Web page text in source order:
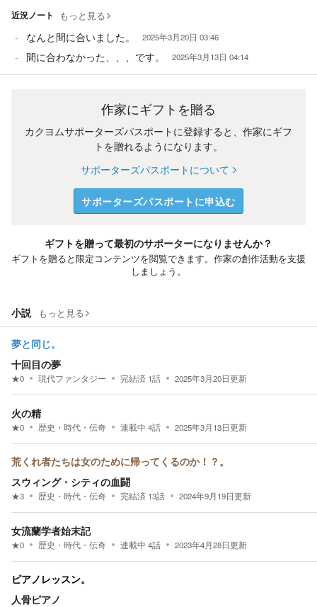
近況ノート もっと見る
なんと間に合いました。 2025年3月20日 03:46
間に合わなかった、、、です。 2025年3月13日 04:14
作家にギフトを贈る
カクヨムサポーターズパスポートに登録すると、作家にギフ
トを贈れるようになります。
サポーターズパスポートについて
サポーターズパスポートに申込む
ギフトを贈って最初のサポーターになりませんか？
ギフトを贈ると限定コンテンツを閲覧できます。作家の創作活動を支援
しましょう。
小説 もっと見る
夢と同じ。
十回目の夢
★0 現代ファンタジー 完結済 1話 2025年3月20日更新
火の精
★0 歴史・時代・伝奇 連載中 4話 2025年3月13日更新
荒くれ者たちは女のために帰ってくるのか！？。
スウィング・シティの血闘
★3 歴史・時代・伝奇 完結済 13話 2024年9月19日更新
女流蘭学者始末記
★0 歴史・時代・伝奇 連載中 4話 2023年4月28日更新
ピアノレッスン。
人骨ピアノ